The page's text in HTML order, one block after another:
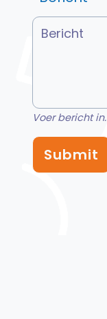
Voer bericht in.
Submit